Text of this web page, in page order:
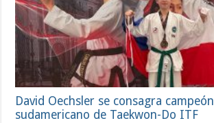
David Oechsler se consagra campeón
sudamericano de Taekwon-Do ITF